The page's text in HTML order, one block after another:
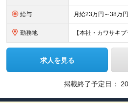
給与
勤務地
求人を見る
掲載終了予定日：